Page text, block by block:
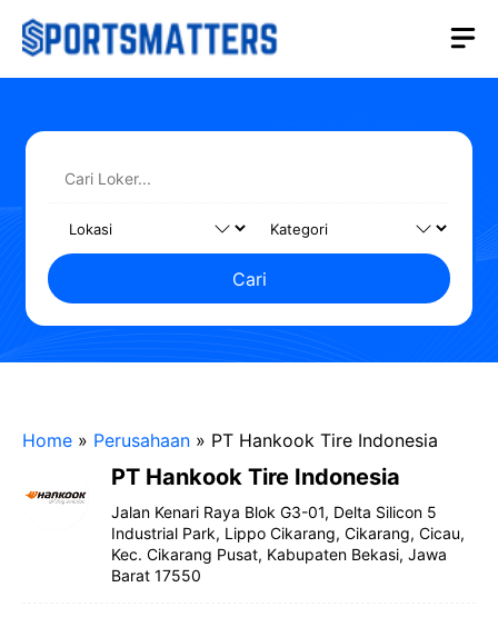
Langsung
Cari
Home » Perusahaan » PT Hankook Tire Indonesia
PT Hankook Tire Indonesia
Jalan Kenari Raya Blok G3-01, Delta Silicon 5
Industrial Park, Lippo Cikarang, Cikarang, Cicau,
Kec. Cikarang Pusat, Kabupaten Bekasi, Jawa
Barat 17550